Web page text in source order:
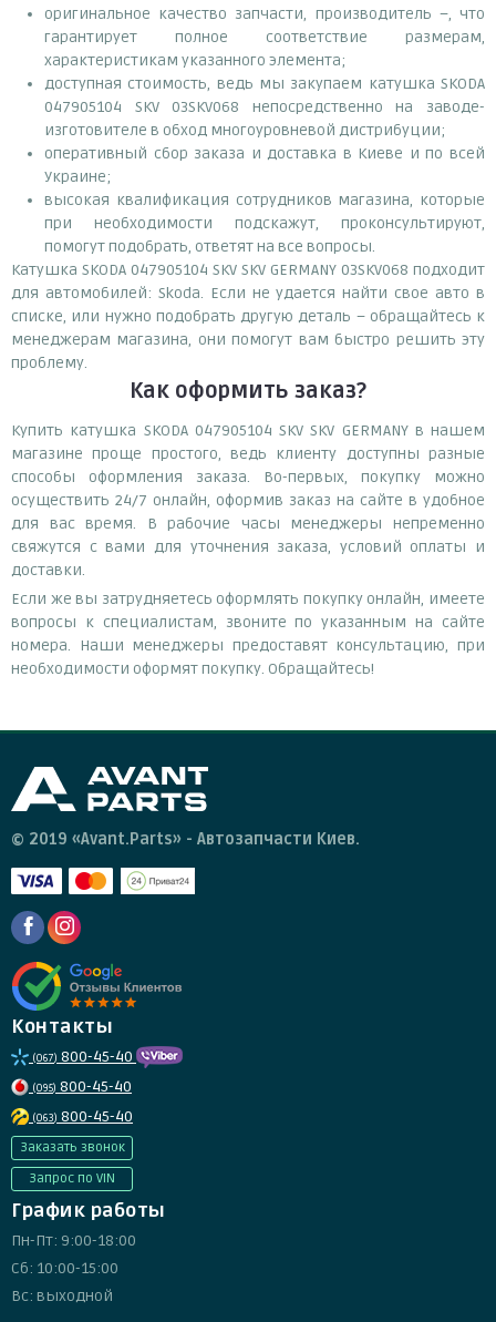
оригинальное качество запчасти, производитель –, что
гарантирует полное соответствие размерам,
характеристикам указанного элемента;
доступная стоимость, ведь мы закупаем катушка SKODA
047905104 SKV 03SKV068 непосредственно на заводе-
изготовителе в обход многоуровневой дистрибуции;
оперативный сбор заказа и доставка в Киеве и по всей
Украине;
высокая квалификация сотрудников магазина, которые
при необходимости подскажут, проконсультируют,
помогут подобрать, ответят на все вопросы.
Катушка SKODA 047905104 SKV SKV GERMANY 03SKV068 подходит
для автомобилей: Skoda. Если не удается найти свое авто в
списке, или нужно подобрать другую деталь – обращайтесь к
менеджерам магазина, они помогут вам быстро решить эту
проблему.
Как оформить заказ?
Купить катушка SKODA 047905104 SKV SKV GERMANY в нашем
магазине проще простого, ведь клиенту доступны разные
способы оформления заказа. Во-первых, покупку можно
осуществить 24/7 онлайн, оформив заказ на сайте в удобное
для вас время. В рабочие часы менеджеры непременно
свяжутся с вами для уточнения заказа, условий оплаты и
доставки.
Если же вы затрудняетесь оформлять покупку онлайн, имеете
вопросы к специалистам, звоните по указанным на сайте
номера. Наши менеджеры предоставят консультацию, при
необходимости оформят покупку. Обращайтесь!
© 2019 «Avant.Parts» - Автозапчасти Киев.
Контакты
(067) 800-45-40
(095) 800-45-40
(063) 800-45-40
Заказать звонок
Запрос по VIN
График работы
Пн-Пт: 9:00-18:00
Сб: 10:00-15:00
Вс: выходной